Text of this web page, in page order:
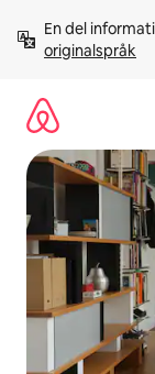
innehåll
En del
originalspråk